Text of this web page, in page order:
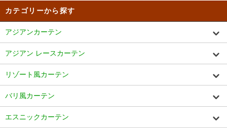
カテゴリーから探す
アジアンカーテン
アジアン レースカーテン
リゾート風カーテン
バリ風カーテン
エスニックカーテン